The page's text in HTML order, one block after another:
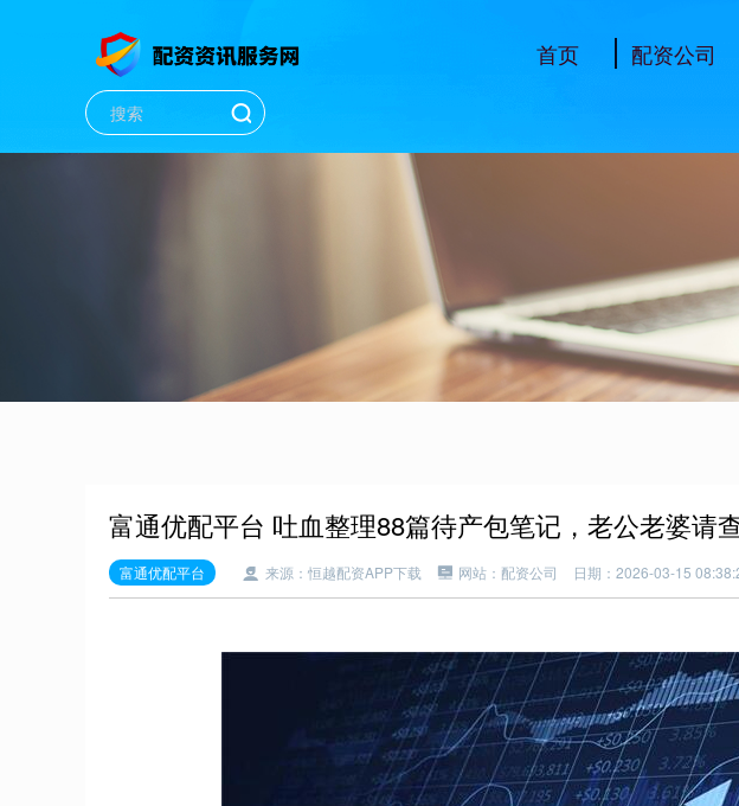
首页 配资公司
富通优配平台 吐血整理88篇待产包笔记，老公老婆请
富通优配平台 来源：恒越配资APP下载 网站：配资公司 日期：2026-03-15